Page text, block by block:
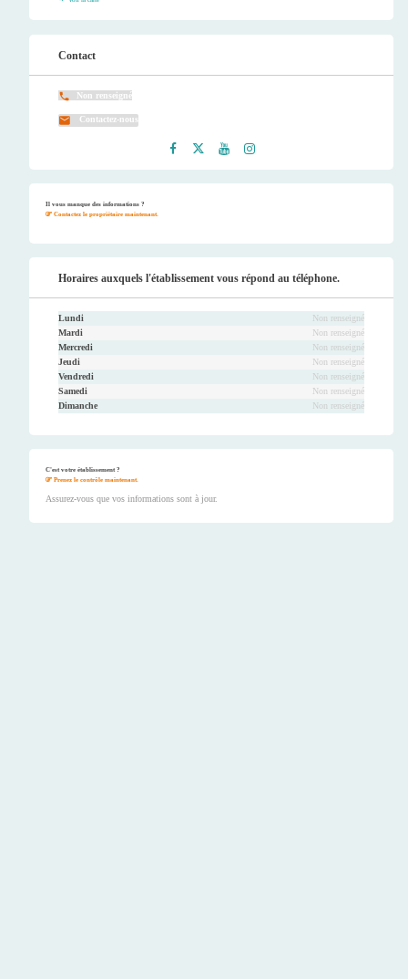
Contact
Non renseigné
Contactez-nous
Il vous manque des informations ?
Contactez le propriétaire maintenant.
Horaires auxquels l'établissement vous répond au téléphone.
Lundi
Non renseigné
Mardi
Non renseigné
Mercredi
Non renseigné
Jeudi
Non renseigné
Vendredi
Non renseigné
Samedi
Non renseigné
Dimanche
Non renseigné
C'est votre établissement ?
Prenez le contrôle maintenant.
Assurez-vous que vos informations sont à jour.